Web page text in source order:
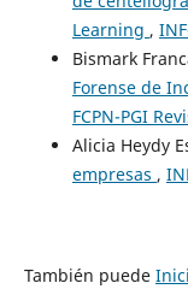
Learning ,
Bismark
Forense de
FCPN-PGI
Alicia Heydy
empresas ,
También puede